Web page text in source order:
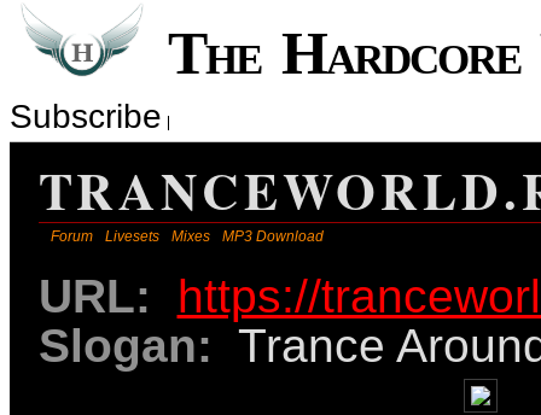
The
Subscribe
Forum Livesets Mixes MP3 Download
URL:
https://
Slogan: Trance